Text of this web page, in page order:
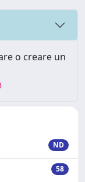
o creare un
ND
58